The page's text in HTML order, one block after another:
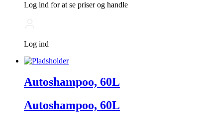
Log ind for at se priser og handle
Log ind
Autoshampoo, 60L
Autoshampoo, 60L